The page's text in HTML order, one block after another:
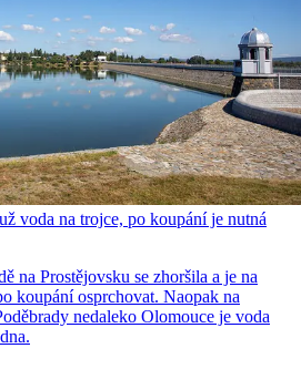
voda na trojce, po koupání je nutná
na Prostějovsku se zhoršila a je na
koupání osprchovat. Naopak na
nedaleko Olomouce je voda